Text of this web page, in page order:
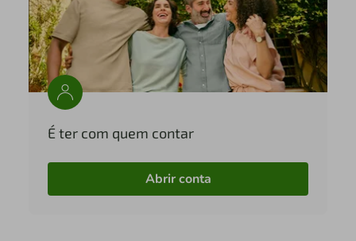
É ter com quem contar
Abrir conta